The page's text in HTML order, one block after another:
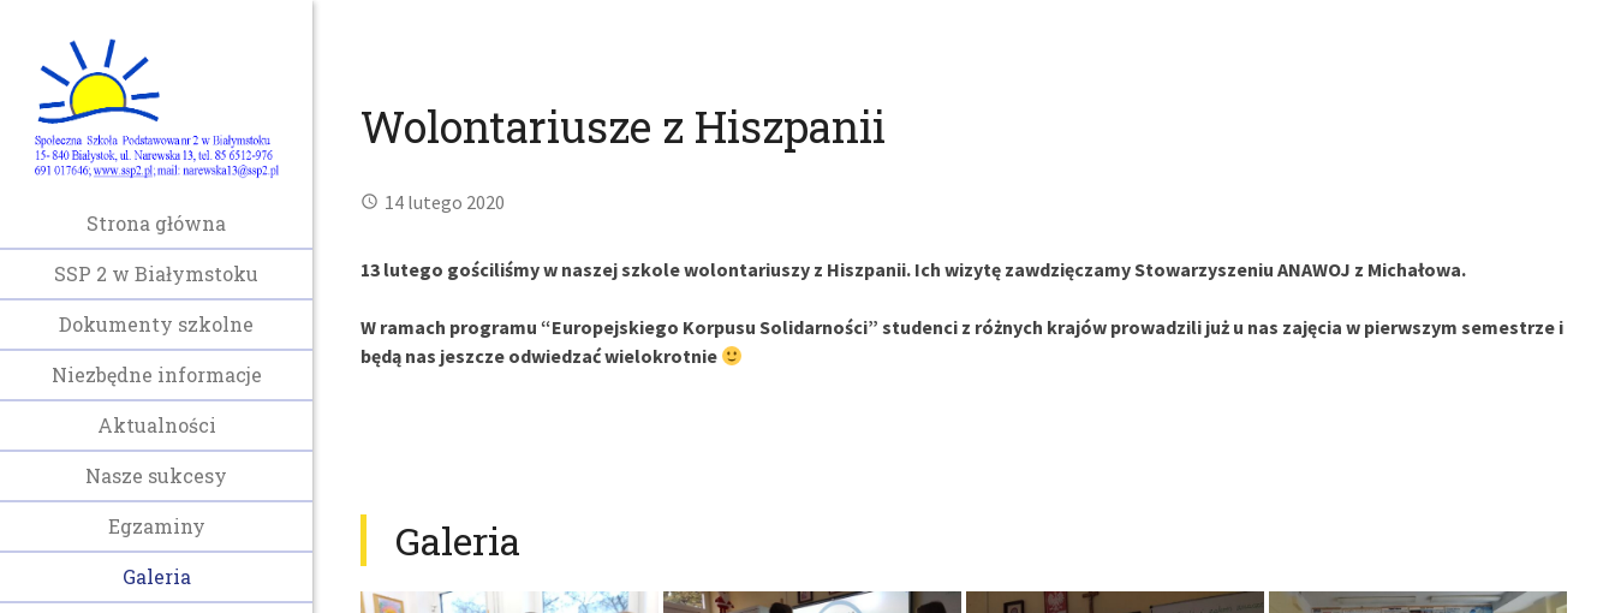
Strona główna
SSP 2 w Białymstoku
Dokumenty szkolne
Niezbędne informacje
Aktualności
Nasze sukcesy
Egzaminy
Galeria
Wolontariusze z Hiszpanii
14 lutego 2020
13 lutego gościliśmy w naszej szkole wolontariuszy z Hiszpanii. Ich wizytę zawdzięczamy Stowarzyszeniu ANAWOJ z Michałowa.
W ramach programu “Europejskiego Korpusu Solidarności” studenci z różnych krajów prowadzili już u nas zajęcia w pierwszym semestrze i
będą nas jeszcze odwiedzać wielokrotnie
Galeria